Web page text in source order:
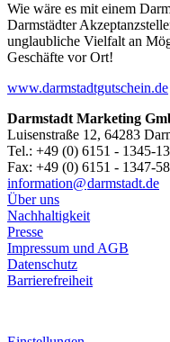
Wie wäre es mit einem
Darmstädter
unglaubliche Vielfalt an
Geschäfte vor Ort!
www.darmstadtgutschein.de
Darmstadt Marketing
Luisenstraße 12, 64283
Tel.: +49 (0) 6151 - 1345-13
Fax: +49 (0) 6151 - 1347-
information@darmstadt.de
Über uns
Nachhaltigkeit
Presse
Impressum und AGB
Datenschutz
Barrierefreiheit